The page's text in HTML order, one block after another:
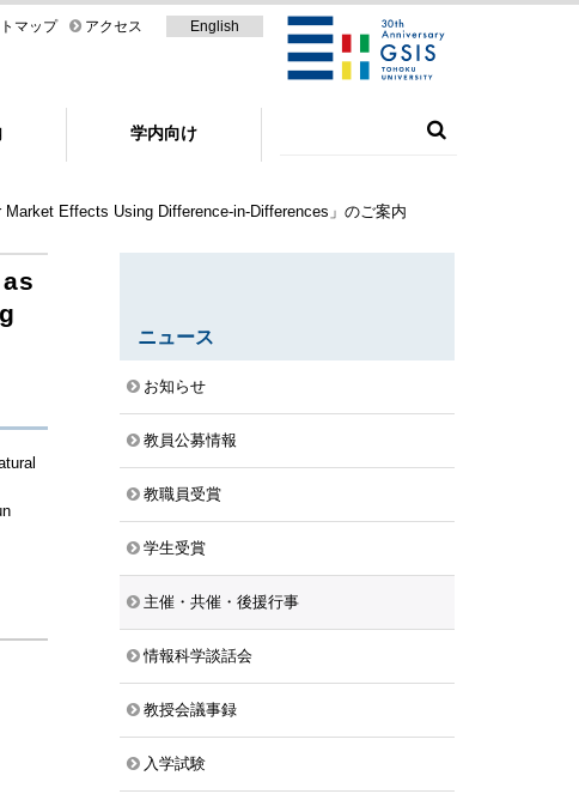
マップ アクセス English
学内向け
Effects Using Difference-in-Differences」のご案内
ニュース
お知らせ
教員公募情報
教職員受賞
学生受賞
主催・共催・後援行事
情報科学談話会
教授会議事録
入学試験